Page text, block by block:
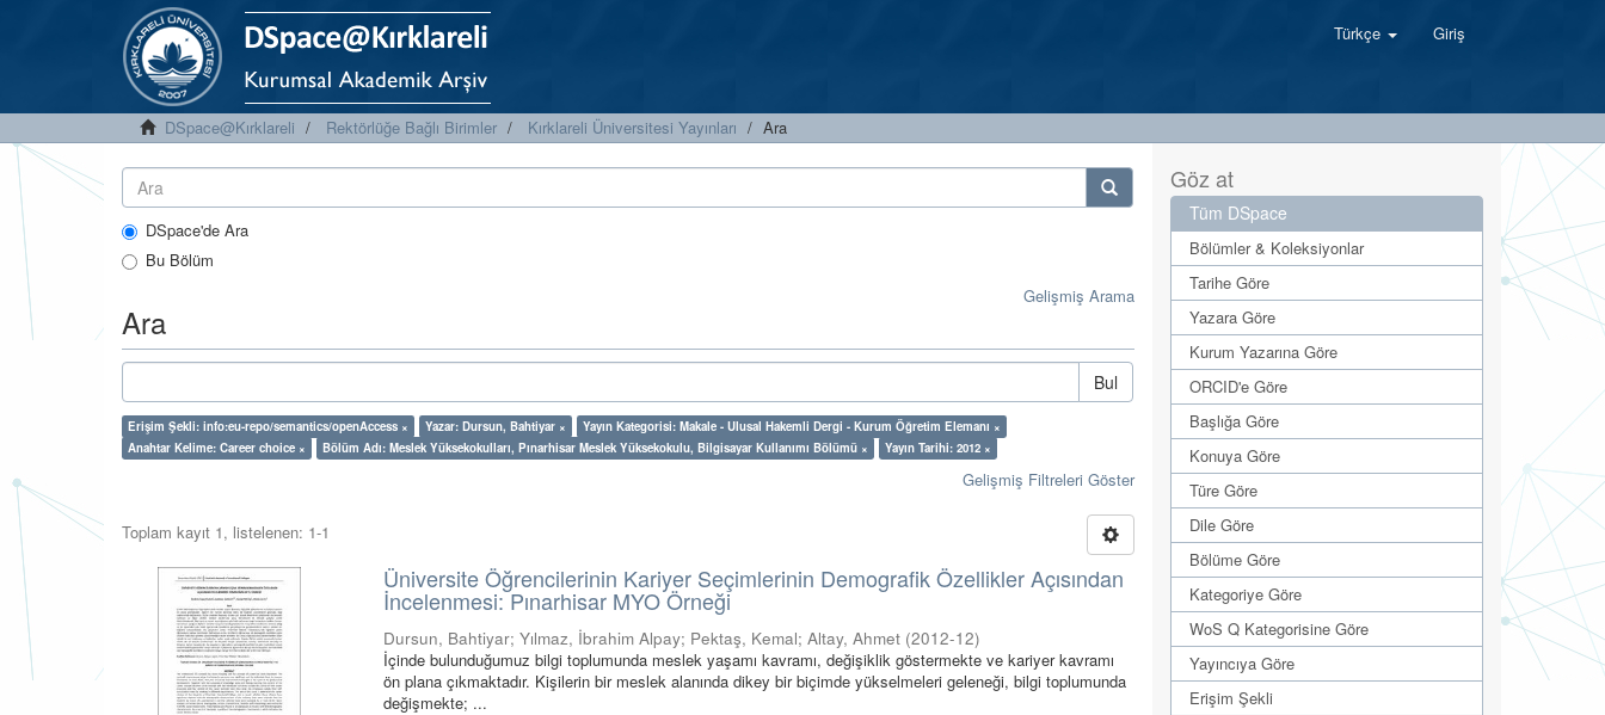
Türkçe Giriş
DSpace@Kırklareli Rektörlüğe Bağlı Birimler Kırklareli Üniversitesi Yayınları Ara
DSpace'de Ara
Bu Bölüm
Gelişmiş Arama
Ara
Bul
Erişim Şekli: info:eu-repo/semantics/openAccess × Yazar: Dursun, Bahtiyar ×
Yayın Kategorisi: Makale - Ulusal Hakemli Dergi - Kurum Öğretim Elemanı ×
Anahtar Kelime: Career choice ×
Bölüm Adı: Meslek Yüksekokulları, Pınarhisar Meslek Yüksekokulu, Bilgisayar Kullanımı Bölümü × Yayın Tarihi: 2012 ×
Gelişmiş Filtreleri Göster
Toplam kayıt 1, listelenen: 1-1
Üniversite Öğrencilerinin Kariyer Seçimlerinin Demografik Özellikler Açısından
İncelenmesi: Pınarhisar MYO Örneği
Dursun, Bahtiyar;Yılmaz, İbrahim Alpay; Pektaş, Kemal;Altay, Ahmet (2012-12)
İçinde bulunduğumuz bilgi toplumunda meslek yaşamı kavramı, değişiklik göstermekte ve kariyer kavramı
ön plana çıkmaktadır. Kişilerin bir meslek alanında dikey bir biçimde yükselmeleri geleneği, bilgi toplumunda
değişmekte; ...
Göz at
Tüm DSpace
Bölümler & Koleksiyonlar
Tarihe Göre
Yazara Göre
Kurum Yazarına Göre
ORCID'e Göre
Başlığa Göre
Konuya Göre
Türe Göre
Dile Göre
Bölüme Göre
Kategoriye Göre
WoS Q Kategorisine Göre
Yayıncıya Göre
Erişim Şekli